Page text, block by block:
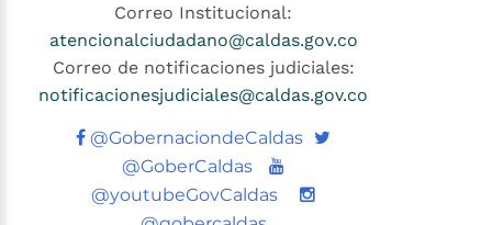
Correo Institucional:
atencionalciudadano@caldas.gov.co
Correo de notificaciones judiciales:
notificacionesjudiciales@caldas.gov.co
@GobernaciondeCaldas Twitter
@GoberCaldas
Youtube
@youtubeGovCaldas